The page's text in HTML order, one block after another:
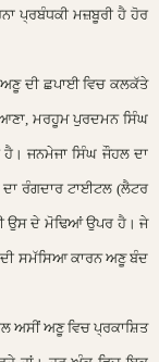
ਪ੍ਰਬੰਧਕੀ ਮਜ਼ਬੂਰੀ ਹੈ ਹੋਰ
ਦੀ ਛਪਾਈ ਵਿਚ ਕਲਕੱਤੇ
ਮਰਹੂਮ ਪੁਰਦਮਨ ਸਿੰਘ
ਜਨਮੇਜਾ ਸਿੰਘ ਜੌਹਲ ਦਾ
ਰੰਗਦਾਰ ਟਾਈਟਲ (ਲੈਟਰ
ਉਸ ਦੇ ਮੋਢਿਆਂ ਉਪਰ ਹੈ। ਜੇ
ਸਮੱਸਿਆ ਕਾਰਨ ਅਣੂ ਬੰਦ
ਅਸੀਂ ਅਣੂ ਵਿਚ ਪ੍ਰਕਾਸ਼ਿਤ